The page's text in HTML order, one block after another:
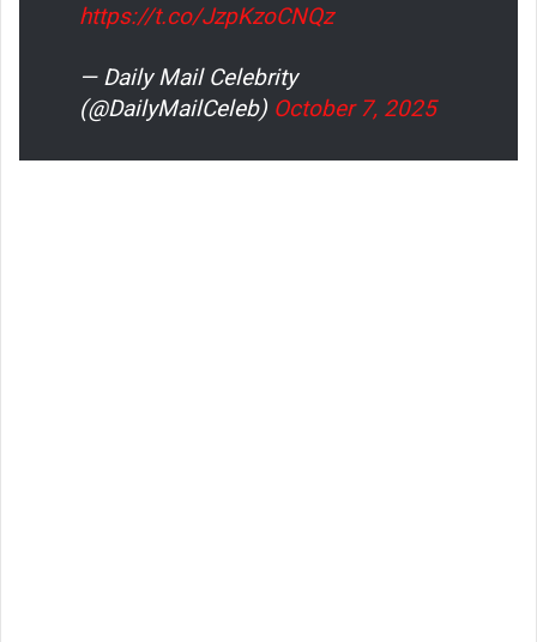
https://t.co/JzpKzoCNQz
— Daily Mail Celebrity
(@DailyMailCeleb) October 7, 2025